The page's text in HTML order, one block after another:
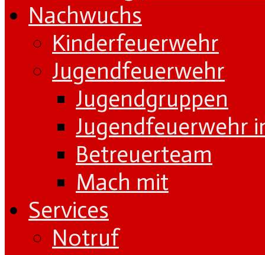
Nachwuchs
Kinderfeuerwehr
Jugendfeuerwehr
Jugendgruppen
Jugendfeuerwehr
Betreuerteam
Mach mit
Services
Notruf